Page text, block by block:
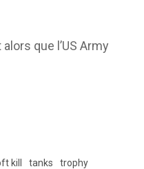
que l’US Army
kill tanks trophy